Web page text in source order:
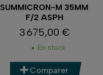
SUMMICRON-M 35MM
F/2 ASPH
Prix
3 675,00 €
En stock
Comparer